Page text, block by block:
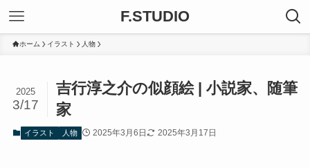
F.STUDIO
ホーム イラスト 人物
吉行淳之介の似顔絵 | 小説家、随筆
家
2025
3/17
イラスト 人物 2025年3月6日 2025年3月17日